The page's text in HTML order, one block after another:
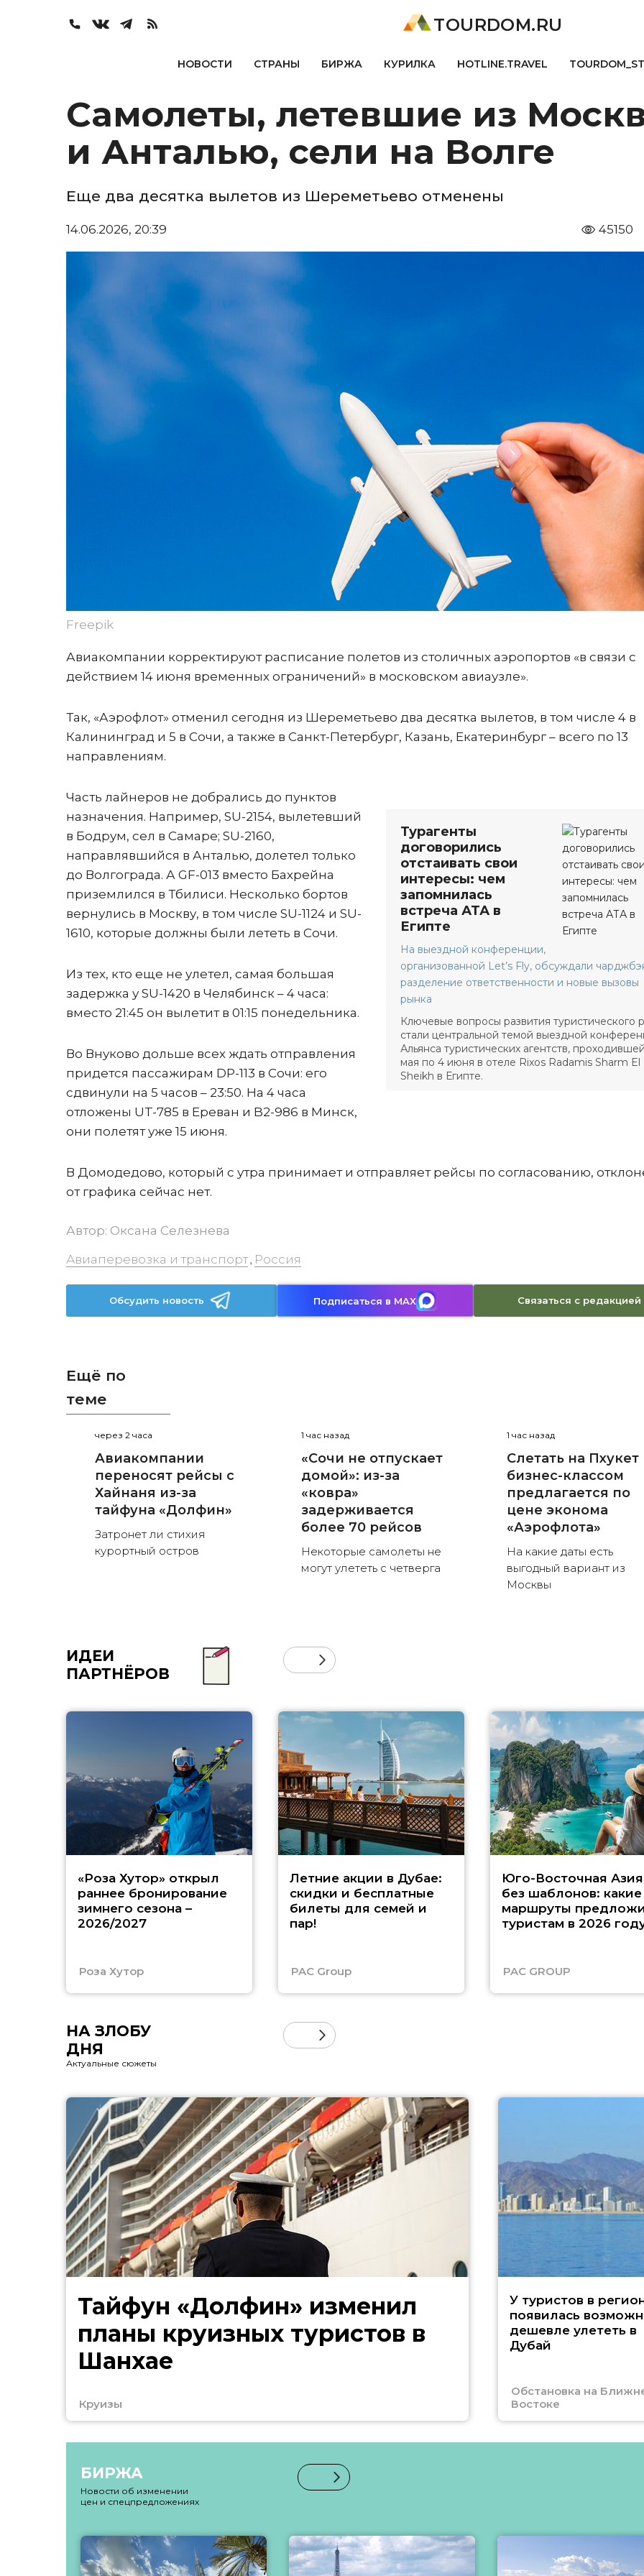
TOURDOM.RU
НОВОСТИ СТРАНЫ БИРЖА КУРИЛКА HOTLINE.TRAVEL
Самолеты, летевшие из
и Анталью, сели на Волге
Еще два десятка вылетов из Шереметьево отменены
14.06.2026, 20:39 45150
Freepik
Авиакомпании корректируют расписание полетов из столичных аэропортов «в связи с
действием 14 июня временных ограничений» в московском авиаузле».
Так, «Аэрофлот» отменил сегодня из Шереметьево два десятка вылетов, в том числе 4 в
Калининград и 5 в Сочи, а также в Санкт-Петербург, Казань, Екатеринбург – всего по 13
направлениям.
Турагенты
договорились
отстаивать свои
интересы: чем
запомнилась
встреча АТА в
Египте
На выездной конференции,
организованной Let’s Fly, обсуждали
разделение ответственности и новые вызовы
рынка
Ключевые вопросы развития туристического
стали центральной темой выездной
Альянса туристических агентств,
мая по 4 июня в отеле Rixos Radamis Sharm El
Sheikh в Египте.
Часть лайнеров не добрались до пунктов
назначения. Например, SU-2154, вылетевший
в Бодрум, сел в Самаре; SU-2160,
направлявшийся в Анталью, долетел только
до Волгограда. А GF-013 вместо Бахрейна
приземлился в Тбилиси. Несколько бортов
вернулись в Москву, в том числе SU-1124 и SU-
1610, которые должны были лететь в Сочи.
Из тех, кто еще не улетел, самая большая
задержка у SU-1420 в Челябинск – 4 часа:
вместо 21:45 он вылетит в 01:15 понедельника.
Во Внуково дольше всех ждать отправления
придется пассажирам DP-113 в Сочи: его
сдвинули на 5 часов – 23:50. На 4 часа
отложены UT-785 в Ереван и B2-986 в Минск,
они полетят уже 15 июня.
В Домодедово, который с утра принимает и отправляет рейсы по согласованию,
от графика сейчас нет.
Автор: Оксана Селезнева
Авиаперевозка и транспорт, Россия
Обсудить новость Подписаться в MAX Связаться с редакцией
Ещё по
теме
через 2 часа
Авиакомпании
переносят рейсы с
Хайнаня из-за
тайфуна «Долфин»
Затронет ли стихия
курортный остров
1 час назад
«Сочи не отпускает
домой»: из-за
«ковра»
задерживается
более 70 рейсов
Некоторые самолеты не
могут улететь с четверга
1 час назад
Слетать на Пхукет
бизнес-классом
предлагается по
цене эконома
«Аэрофлота»
На какие даты есть
выгодный вариант из
Москвы
ИДЕИ
ПАРТНЁРОВ
«Роза Хутор» открыл
раннее бронирование
зимнего сезона –
2026/2027
Роза Хутор
Летние акции в Дубае:
скидки и бесплатные
билеты для семей и
пар!
PAC Group
Юго-Восточная Азия
без шаблонов: какие
маршруты
туристам в 2026
PAC GROUP
НА ЗЛОБУ
ДНЯ
Актуальные сюжеты
Тайфун «Долфин» изменил
планы круизных туристов в
Шанхае
Круизы
У туристов в
появилась
дешевле улететь в
Дубай
Обстановка на
Востоке
БИРЖА
Новости об изменении
цен и спецпредложениях